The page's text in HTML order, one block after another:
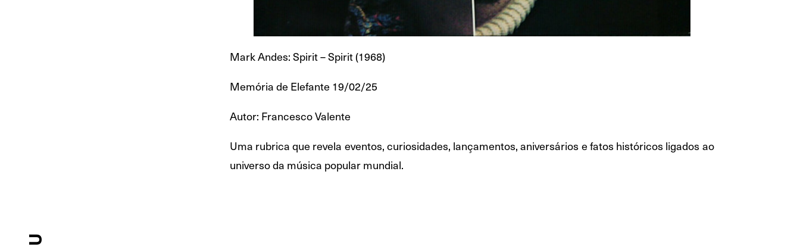
Mark Andes: Spirit – Spirit (1968)
Memória de Elefante 19/02/25
Autor: Francesco Valente
Uma rubrica que revela eventos, curiosidades, lançamentos, aniversários e fatos históricos ligados ao
universo da música popular mundial.